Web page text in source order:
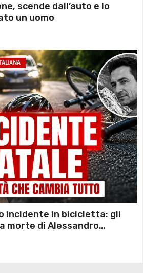
scende dall’auto e lo
un uomo
incidente in bicicletta: gli
morte di Alessandro